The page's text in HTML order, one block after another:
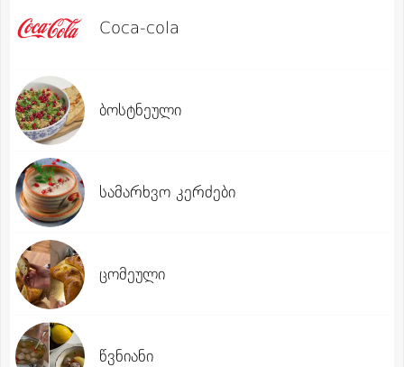
Coca-cola
ბოსტნეული
სამარხვო კერძები
ცომეული
წვნიანი